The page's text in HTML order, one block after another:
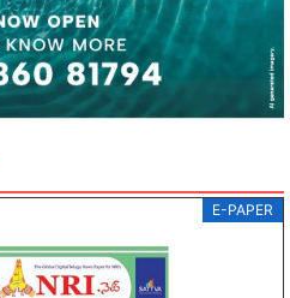
E-PAPER